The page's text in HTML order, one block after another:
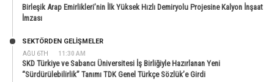
Birleşik Arap Emirlikleri’nin İlk Yüksek Hızlı Demiryolu Projesine Kalyon İnşaat
İmzası
AĞU 6TH 11:30 AM
SEKTÖRDEN GELIŞMELER
SKD Türkiye ve Sabancı Üniversitesi İş Birliğiyle Hazırlanan Yeni
“Sürdürülebilirlik” Tanımı TDK Genel Türkçe Sözlük’e Girdi